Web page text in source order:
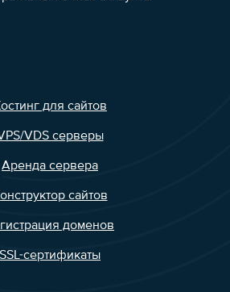
для сайтов
VDS серверы
Аренда сервера
сайтов
доменов
SSL-сертификаты